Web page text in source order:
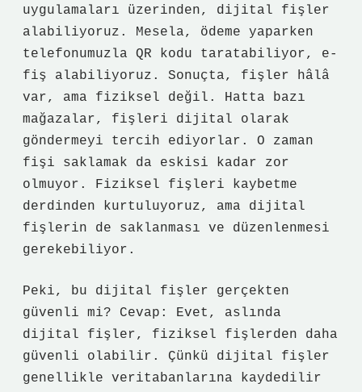
uygulamaları üzerinden, dijital fişler
alabiliyoruz. Mesela, ödeme yaparken
telefonumuzla QR kodu taratabiliyor, e-
fiş alabiliyoruz. Sonuçta, fişler hâlâ
var, ama fiziksel değil. Hatta bazı
mağazalar, fişleri dijital olarak
göndermeyi tercih ediyorlar. O zaman
fişi saklamak da eskisi kadar zor
olmuyor. Fiziksel fişleri kaybetme
derdinden kurtuluyoruz, ama dijital
fişlerin de saklanması ve düzenlenmesi
gerekebiliyor.
Peki, bu dijital fişler gerçekten
güvenli mi? Cevap: Evet, aslında
dijital fişler, fiziksel fişlerden daha
güvenli olabilir. Çünkü dijital fişler
genellikle veritabanlarına kaydedilir